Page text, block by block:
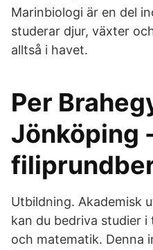
Marinbiologi är en del
studerar djur, växter
alltså i havet.
Per
Jönköping
Utbildning. Akademisk
kan du bedriva studier i
och matematik. Denna